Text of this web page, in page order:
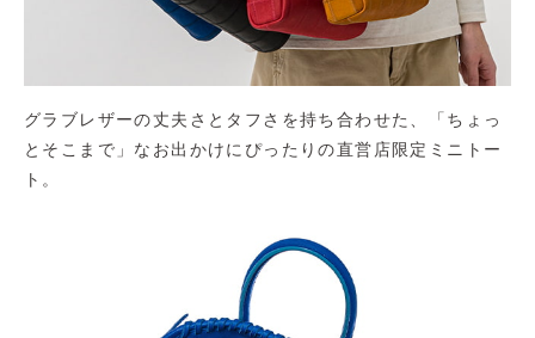
グラブレザーの丈夫さとタフさを持ち合わせた、「ちょっ
とそこまで」なお出かけにぴったりの直営店限定ミニトー
ト。